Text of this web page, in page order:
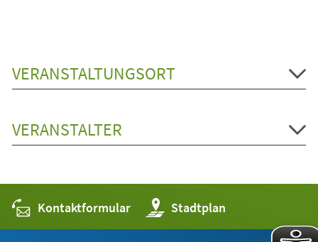
VERANSTALTUNGSORT
VERANSTALTER
Kontaktformular Stadtplan
(Öffnet
in
einem